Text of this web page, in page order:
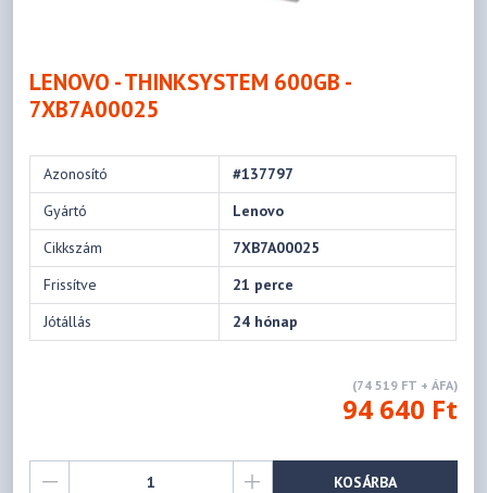
LENOVO - THINKSYSTEM 600GB -
7XB7A00025
Azonosító
#137797
Gyártó
Lenovo
Cikkszám
7XB7A00025
Frissítve
21 perce
Jótállás
24 hónap
(74 519 FT + ÁFA)
94 640 Ft
KOSÁRBA